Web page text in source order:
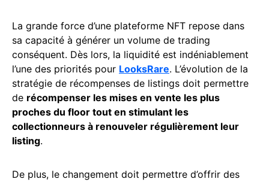
La grande force d’une plateforme NFT repose dans
sa capacité à générer un volume de trading
conséquent. Dès lors, la liquidité est indéniablement
l’une des priorités pour LooksRare. L’évolution de la
stratégie de récompenses de listings doit permettre
de récompenser les mises en vente les plus
proches du floor tout en stimulant les
collectionneurs à renouveler régulièrement leur
listing.
De plus, le changement doit permettre d’offrir des